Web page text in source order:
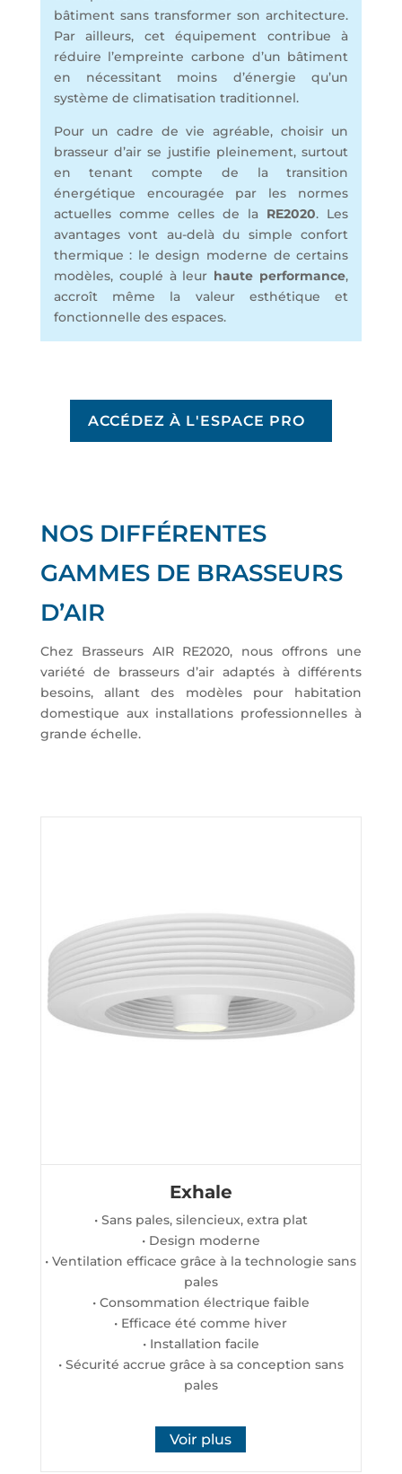
bâtiment sans transformer son architecture.
Par ailleurs, cet équipement contribue à
réduire l’empreinte carbone d’un bâtiment
en nécessitant moins d’énergie qu’un
système de climatisation traditionnel.
Pour un cadre de vie agréable, choisir un
brasseur d’air se justifie pleinement, surtout
en tenant compte de la transition
énergétique encouragée par les normes
actuelles comme celles de la RE2020. Les
avantages vont au-delà du simple confort
thermique : le design moderne de certains
modèles, couplé à leur haute performance,
accroît même la valeur esthétique et
fonctionnelle des espaces.
ACCÉDEZ À L'ESPACE PRO
NOS DIFFÉRENTES
GAMMES DE BRASSEURS
D’AIR
Chez Brasseurs AIR RE2020, nous offrons une
variété de brasseurs d’air adaptés à différents
besoins, allant des modèles pour habitation
domestique aux installations professionnelles à
grande échelle.
Exhale
• Sans pales, silencieux, extra plat
• Design moderne
• Ventilation efficace grâce à la technologie sans
pales
• Consommation électrique faible
• Efficace été comme hiver
• Installation facile
• Sécurité accrue grâce à sa conception sans
pales
Voir plus